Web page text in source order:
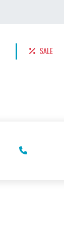
SALE